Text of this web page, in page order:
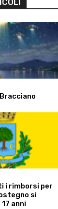
i rimborsi per
si
anni